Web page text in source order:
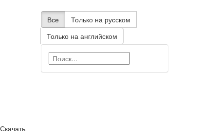
Все
Только на русском
Только на английском